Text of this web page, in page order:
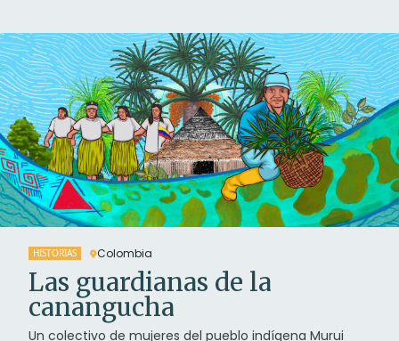
HISTORIAS Colombia
Las guardianas de la
canangucha
Un colectivo de mujeres del pueblo indígena Murui